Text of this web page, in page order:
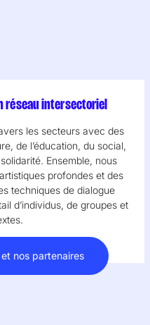
réseau intersectoriel
les secteurs avec des
de l’éducation, du social,
Ensemble, nous
profondes et des
techniques de dialogue
d’individus, de groupes et
nos partenaires